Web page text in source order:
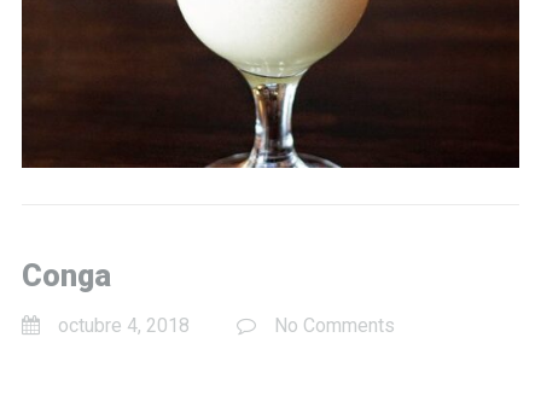
Conga
octubre 4, 2018 No Comments